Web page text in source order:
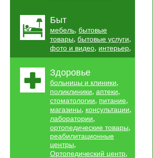
Быт
мебель, бытовые
товары, бытовые услуги,
фото и видео, интерьер,
Здоровье
больницы и клиники,
поликлиники, аптеки,
стоматологии, питание,
магазины, консультации,
лаборатории,
ортопедические товары,
реабилитационные
центры,
Ортопедический центр,